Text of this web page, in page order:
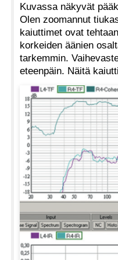
Kuvassa näkyvät
Olen zoomannut
kaiuttimet ovat
korkeiden äänien
tarkemmin.
eteenpäin. Näitä